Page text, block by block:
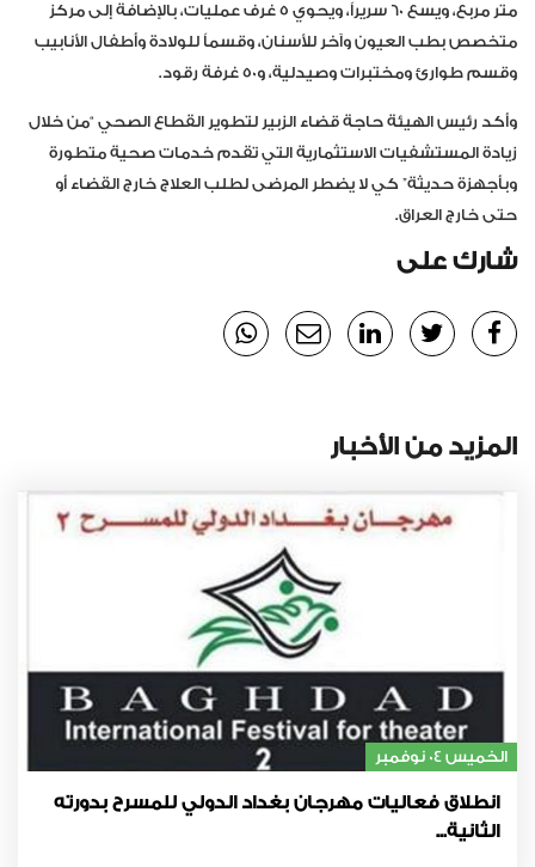
متر مربع، ويسع 60 سريراً، ويحوي 5 غرف عمليات، بالإضافة إلى مركز
متخصص بطب العيون وآخر للأسنان، وقسماً للولادة وأطفال الأنابيب
وقسم طوارئ ومختبرات وصيدلية، و50 غرفة رقود.
وأكد رئيس الهيئة حاجة قضاء الزبير لتطوير القطاع الصحي “من خلال
زيادة المستشفيات الاستثمارية التي تقدم خدمات صحية متطورة
وبأجهزة حديثة” كي لا يضطر المرضى لطلب العلاج خارج القضاء أو
حتى خارج العراق.
شارك على
المزيد من الأخبار
الخميس 04 نوفمبر
انطلاق فعاليات مهرجان بغداد الدولي للمسرح بدورته
الثانية...